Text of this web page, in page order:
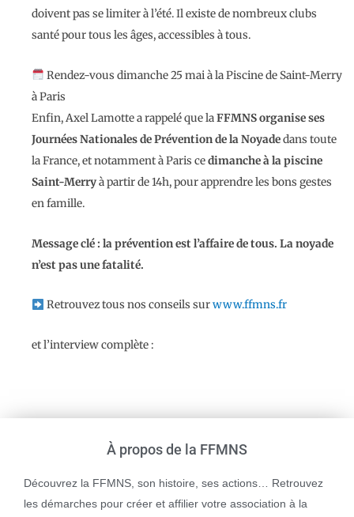
doivent pas se limiter à l’été. Il existe de nombreux clubs
santé pour tous les âges, accessibles à tous.
Rendez-vous dimanche 25 mai à la Piscine de Saint-Merry
à Paris
Enfin, Axel Lamotte a rappelé que laFFMNS organise ses
Journées Nationales de Prévention de la Noyadedans toute
la France, et notamment à Paris cedimanche à la piscine
Saint-Merryà partir de 14h, pour apprendre les bons gestes
en famille.
Message clé : la prévention est l’affaire de tous. La noyade
n’est pas une fatalité.
Retrouvez tous nos conseils surwww.ffmns.fr
et l’interview complète :
À propos de la FFMNS
Découvrez la FFMNS, son histoire, ses actions… Retrouvez
les démarches pour créer et affilier votre association à la